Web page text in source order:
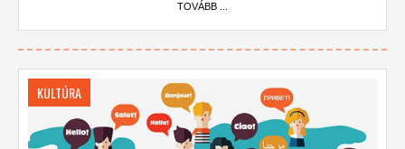
TOVÁBB ...
KULTÚRA